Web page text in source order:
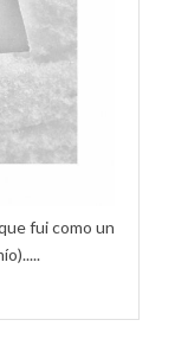
fui como un